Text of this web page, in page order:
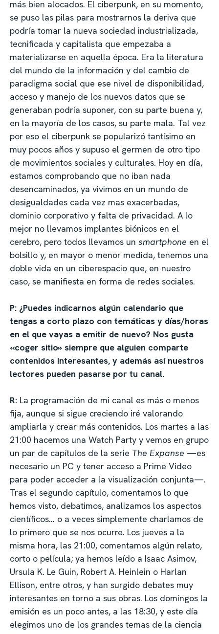
más bien alocados. El ciberpunk, en su momento,
se puso las pilas para mostrarnos la deriva que
podría tomar la nueva sociedad industrializada,
tecnificada y capitalista que empezaba a
materializarse en aquella época. Era la literatura
del mundo de la información y del cambio de
paradigma social que ese nivel de disponibilidad,
acceso y manejo de los nuevos datos que se
generaban podría suponer, con su parte buena y,
en la mayoría de los casos, su parte mala. Tal vez
por eso el ciberpunk se popularizó tantísimo en
muy pocos años y supuso el germen de otro tipo
de movimientos sociales y culturales. Hoy en día,
estamos comprobando que no iban nada
desencaminados, ya vivimos en un mundo de
desigualdades cada vez mas exacerbadas,
dominio corporativo y falta de privacidad. A lo
mejor no llevamos implantes biónicos en el
cerebro, pero todos llevamos un smartphone en el
bolsillo y, en mayor o menor medida, tenemos una
doble vida en un ciberespacio que, en nuestro
caso, se manifiesta en forma de redes sociales.
P: ¿Puedes indicarnos algún calendario que
tengas a corto plazo con temáticas y días/horas
en el que vayas a emitir de nuevo? Nos gusta
«coger sitio» siempre que alguien comparte
contenidos interesantes, y además así nuestros
lectores pueden pasarse por tu canal.
R: La programación de mi canal es más o menos
fija, aunque si sigue creciendo iré valorando
ampliarla y crear más contenidos. Los martes a las
21:00 hacemos una Watch Party y vemos en grupo
un par de capítulos de la serie The Expanse —es
necesario un PC y tener acceso a Prime Video
para poder acceder a la visualización conjunta—.
Tras el segundo capítulo, comentamos lo que
hemos visto, debatimos, analizamos los aspectos
científicos… o a veces simplemente charlamos de
lo primero que se nos ocurre. Los jueves a la
misma hora, las 21:00, comentamos algún relato,
corto o película; ya hemos leído a Isaac Asimov,
Ursula K. Le Guin, Robert A. Heinlein o Harlan
Ellison, entre otros, y han surgido debates muy
interesantes en torno a sus obras. Los domingos la
emisión es un poco antes, a las 18:30, y este día
elegimos uno de los grandes temas de la ciencia